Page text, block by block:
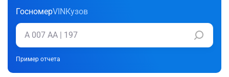
ГосномерVINКузов
Пример отчета